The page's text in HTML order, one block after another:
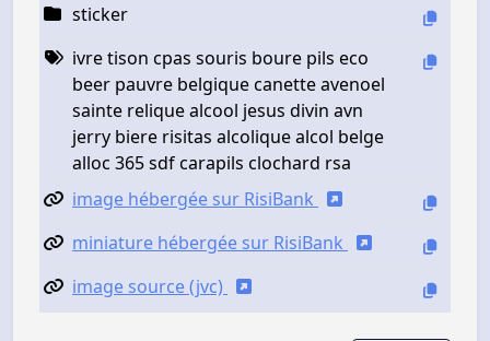
sticker
ivre tison cpas souris boure pils eco
beer pauvre belgique canette avenoel
sainte relique alcool jesus divin avn
jerry biere risitas alcolique alcol belge
alloc 365 sdf carapils clochard rsa
image hébergée sur RisiBank
miniature hébergée sur RisiBank
image source (jvc)